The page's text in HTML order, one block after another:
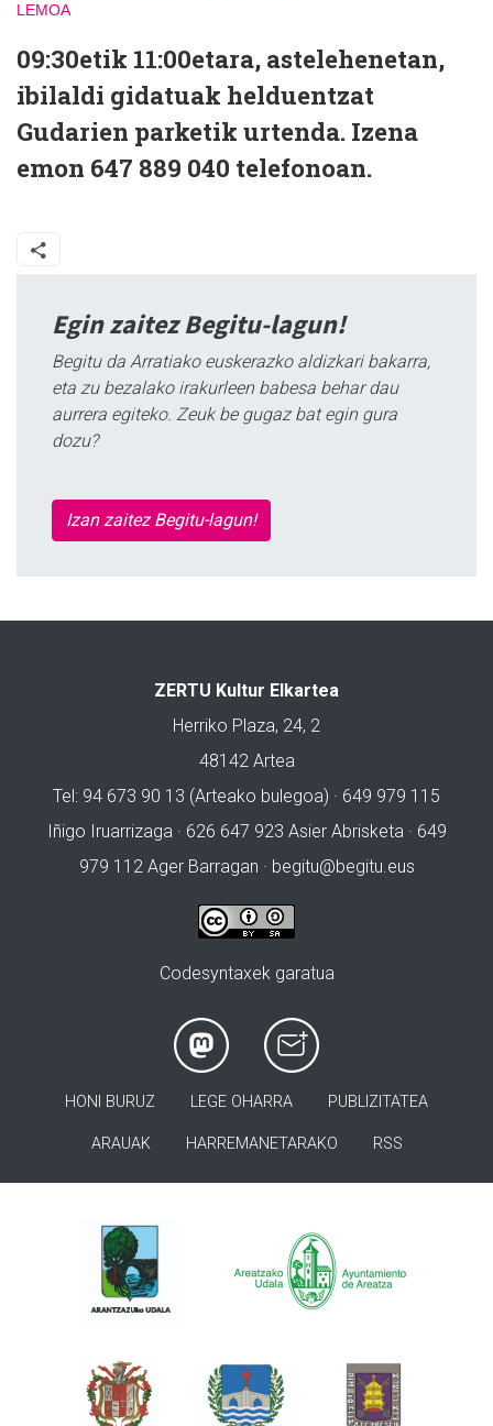
LEMOA
09:30etik 11:00etara, astelehenetan,
ibilaldi gidatuak helduentzat
Gudarien parketik urtenda. Izena
emon 647 889 040 telefonoan.
Egin zaitez Begitu-lagun!
Begitu da Arratiako euskerazko aldizkari bakarra,
eta zu bezalako irakurleen babesa behar dau
aurrera egiteko. Zeuk be gugaz bat egin gura
dozu?
Izan zaitez Begitu-lagun!
ZERTU Kultur Elkartea
Herriko Plaza, 24, 2
48142 Artea
Tel: 94 673 90 13 (Arteako bulegoa) · 649 979 115
Iñigo Iruarrizaga · 626 647 923 Asier Abrisketa · 649
979 112 Ager Barragan · begitu@begitu.eus
Codesyntaxek garatua
HONI BURUZ LEGE OHARRA PUBLIZITATEA
ARAUAK HARREMANETARAKO RSS